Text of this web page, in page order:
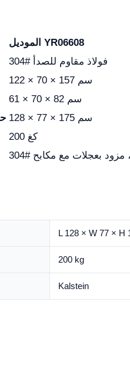
الموديل YR06608
304# فولاذ مقاوم للصدأ
122 × 70 × 157 سم
61 × 70 × 82 سم
128 × 77 × 175 سم
200 كغ
مزود بعجلات مع مكابح
L 128 × W 77 × H
200 kg
Kalstein